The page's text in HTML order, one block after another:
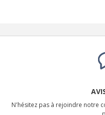
N'hésitez pas à rejoindre notre